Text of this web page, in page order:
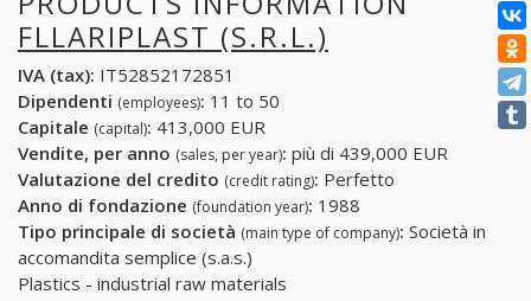
FLLARIPLAST (S.R.L.)
IVA (tax): IT52852172851
Dipendenti (employees): 11 to 50
Capitale (capital): 413,000 EUR
Vendite, per anno (sales, per year): più di 439,000 EUR
Valutazione del credito (credit rating): Perfetto
Anno di fondazione (foundation year): 1988
Tipo principale di società (main type of company): Società in
accomandita semplice (s.a.s.)
Plastics - industrial raw materials